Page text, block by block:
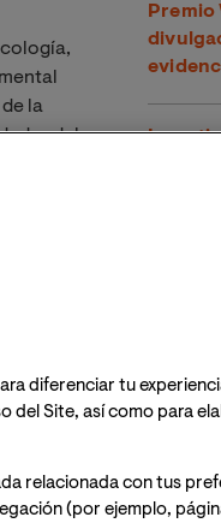
la
del
y
jazz
aquel
esta
una
Premio
Toni
XXVI
sobre
Dr.
diferenciar tu
del Site, así como para
relacionada con tus
(por ejemplo,